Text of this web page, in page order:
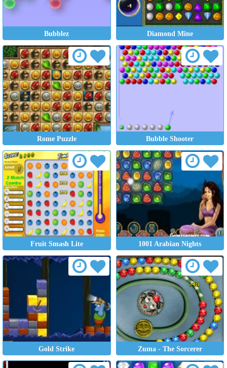
Bubblez Diamond Mine
Rome Puzzle Bubble Shooter
Fruit Smash Lite 1001 Arabian Nights
Gold Strike Zuma - The Sorcerer